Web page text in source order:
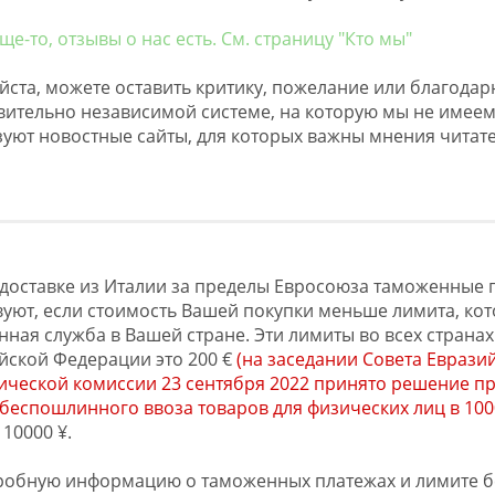
то, отзывы о нас есть. См. страницу "Кто мы"
можете оставить критику, пожелание или
независимой системе, на которую мы не
новостные сайты, для которых важны мнения
из Италии за пределы Евросоюза
если стоимость Вашей покупки меньше лимита,
служба в Вашей стране. Эти лимиты во всех
Федерации это 200 €(на заседании Совета
комиссии 23 сентября 2022 принято решение
ввоза товаров для физических лиц в
¥.
информацию о таможенных платежах и лимите